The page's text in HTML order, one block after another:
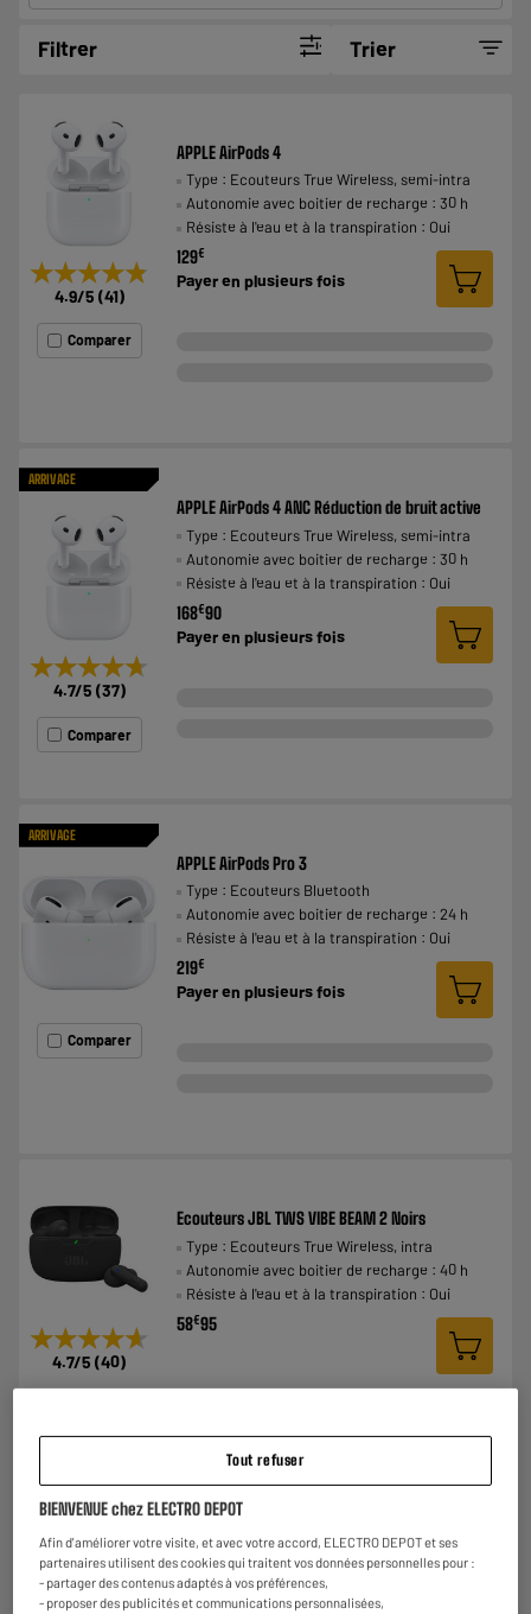
Filtrer Trier
★★★★★
★★★★★
4.9/5 (41)
Comparer
APPLE AirPods 4
Type : Ecouteurs True Wireless, semi-intra
Autonomie avec boitier de recharge : 30 h
Résiste à l'eau et à la transpiration : Oui
129€
Payer en plusieurs fois
ARRIVAGE
★★★★★
★★★★★
4.7/5 (37)
Comparer
APPLE AirPods 4 ANC Réduction de bruit active
Type : Ecouteurs True Wireless, semi-intra
Autonomie avec boitier de recharge : 30 h
Résiste à l'eau et à la transpiration : Oui
168€90
Payer en plusieurs fois
ARRIVAGE
Comparer
APPLE AirPods Pro 3
Type : Ecouteurs Bluetooth
Autonomie avec boitier de recharge : 24 h
Résiste à l'eau et à la transpiration : Oui
219€
Payer en plusieurs fois
★★★★★
★★★★★
4.7/5 (40)
Ecouteurs JBL TWS VIBE BEAM 2 Noirs
Type : Ecouteurs True Wireless, intra
Autonomie avec boitier de recharge : 40 h
Résiste à l'eau et à la transpiration : Oui
58€95
Ecouteurs JBL TWS VIBE BUDS 2 Noirs
Type : Ecouteurs True Wireless, intra
Tout refuser
BIENVENUE chez ELECTRO DEPOT
Afin d'améliorer votre visite, et avec votre accord, ELECTRO DEPOT et ses
partenaires utilisent des cookies qui traitent vos données personnelles pour :
- partager des contenus adaptés à vos préférences,
- proposer des publicités et communications personnalisées,